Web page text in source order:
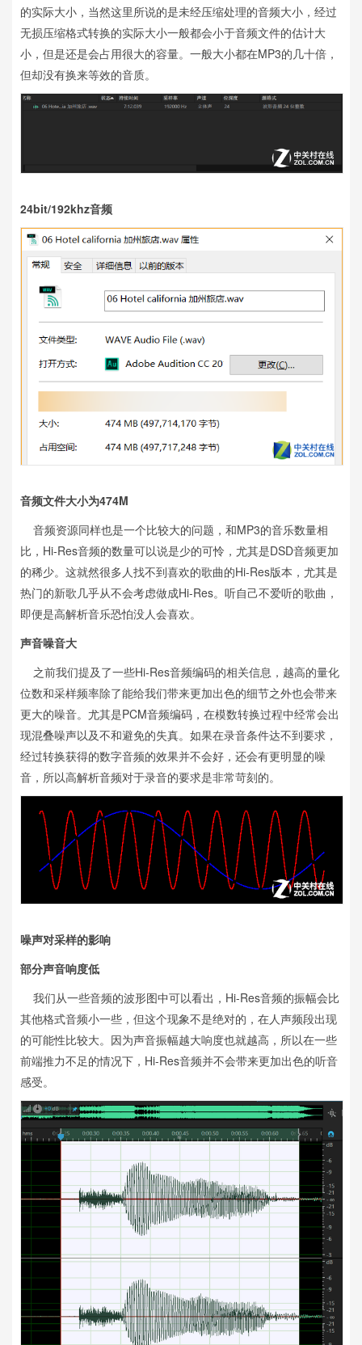
的实际大小，当然这里所说的是未经压缩处理的音频大小，经过
无损压缩格式转换的实际大小一般都会小于音频文件的估计大
小，但是还是会占用很大的容量。一般大小都在MP3的几十倍，
但却没有换来等效的音质。
24bit/192khz音频
音频文件大小为474M
音频资源同样也是一个比较大的问题，和MP3的音乐数量相
比，Hi-Res音频的数量可以说是少的可怜，尤其是DSD音频更加
的稀少。这就然很多人找不到喜欢的歌曲的Hi-Res版本，尤其是
热门的新歌几乎从不会考虑做成Hi-Res。听自己不爱听的歌曲，
即便是高解析音乐恐怕没人会喜欢。
声音噪音大
之前我们提及了一些Hi-Res音频编码的相关信息，越高的量化
位数和采样频率除了能给我们带来更加出色的细节之外也会带来
更大的噪音。尤其是PCM音频编码，在模数转换过程中经常会出
现混叠噪声以及不和避免的失真。如果在录音条件达不到要求，
经过转换获得的数字音频的效果并不会好，还会有更明显的噪
音，所以高解析音频对于录音的要求是非常苛刻的。
噪声对采样的影响
部分声音响度低
我们从一些音频的波形图中可以看出，Hi-Res音频的振幅会比
其他格式音频小一些，但这个现象不是绝对的，在人声频段出现
的可能性比较大。因为声音振幅越大响度也就越高，所以在一些
前端推力不足的情况下，Hi-Res音频并不会带来更加出色的听音
感受。